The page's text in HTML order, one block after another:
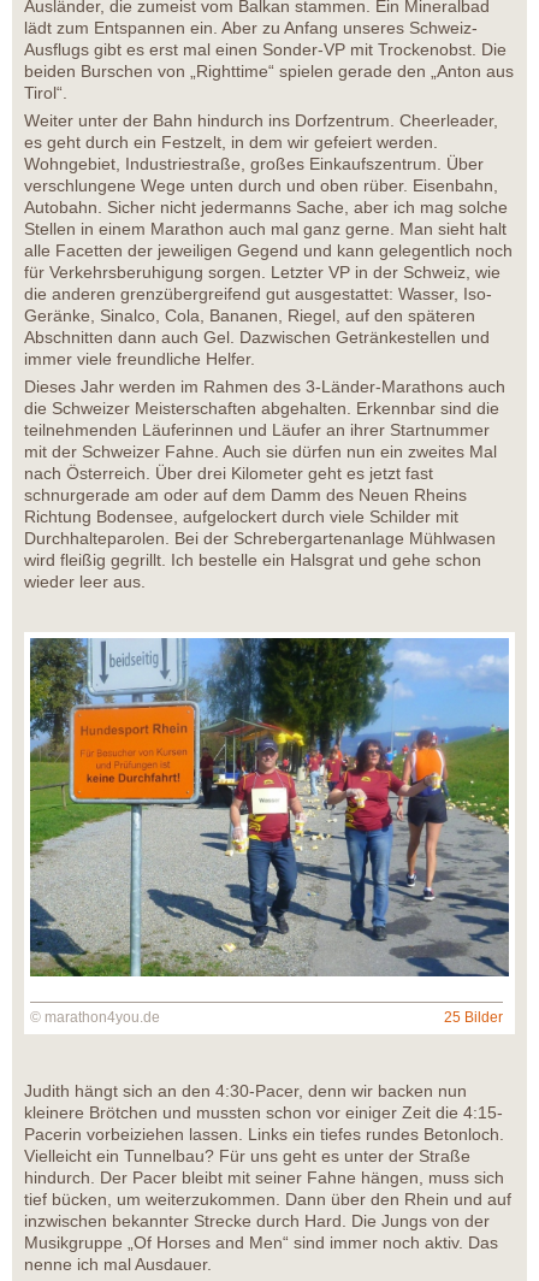
Ausländer, die zumeist vom Balkan stammen. Ein Mineralbad
lädt zum Entspannen ein. Aber zu Anfang unseres Schweiz-
Ausflugs gibt es erst mal einen Sonder-VP mit Trockenobst. Die
beiden Burschen von „Righttime“ spielen gerade den „Anton aus
Tirol“.
Weiter unter der Bahn hindurch ins Dorfzentrum. Cheerleader,
es geht durch ein Festzelt, in dem wir gefeiert werden.
Wohngebiet, Industriestraße, großes Einkaufszentrum. Über
verschlungene Wege unten durch und oben rüber. Eisenbahn,
Autobahn. Sicher nicht jedermanns Sache, aber ich mag solche
Stellen in einem Marathon auch mal ganz gerne. Man sieht halt
alle Facetten der jeweiligen Gegend und kann gelegentlich noch
für Verkehrsberuhigung sorgen. Letzter VP in der Schweiz, wie
die anderen grenzübergreifend gut ausgestattet: Wasser, Iso-
Geränke, Sinalco, Cola, Bananen, Riegel, auf den späteren
Abschnitten dann auch Gel. Dazwischen Getränkestellen und
immer viele freundliche Helfer.
Dieses Jahr werden im Rahmen des 3-Länder-Marathons auch
die Schweizer Meisterschaften abgehalten. Erkennbar sind die
teilnehmenden Läuferinnen und Läufer an ihrer Startnummer
mit der Schweizer Fahne. Auch sie dürfen nun ein zweites Mal
nach Österreich. Über drei Kilometer geht es jetzt fast
schnurgerade am oder auf dem Damm des Neuen Rheins
Richtung Bodensee, aufgelockert durch viele Schilder mit
Durchhalteparolen. Bei der Schrebergartenanlage Mühlwasen
wird fleißig gegrillt. Ich bestelle ein Halsgrat und gehe schon
wieder leer aus.
© marathon4you.de 25 Bilder
Judith hängt sich an den 4:30-Pacer, denn wir backen nun
kleinere Brötchen und mussten schon vor einiger Zeit die 4:15-
Pacerin vorbeiziehen lassen. Links ein tiefes rundes Betonloch.
Vielleicht ein Tunnelbau? Für uns geht es unter der Straße
hindurch. Der Pacer bleibt mit seiner Fahne hängen, muss sich
tief bücken, um weiterzukommen. Dann über den Rhein und auf
inzwischen bekannter Strecke durch Hard. Die Jungs von der
Musikgruppe „Of Horses and Men“ sind immer noch aktiv. Das
nenne ich mal Ausdauer.